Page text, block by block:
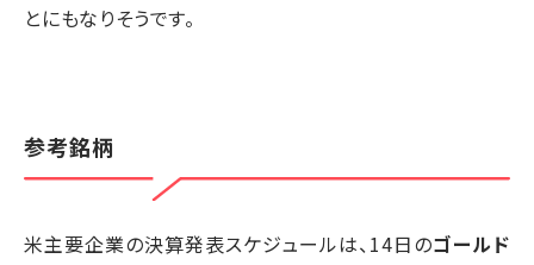
とにもなりそうです。
参考銘柄
米主要企業の決算発表スケジュールは、14日のゴールド